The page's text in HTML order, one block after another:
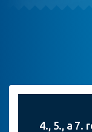
4., 5., a 7.